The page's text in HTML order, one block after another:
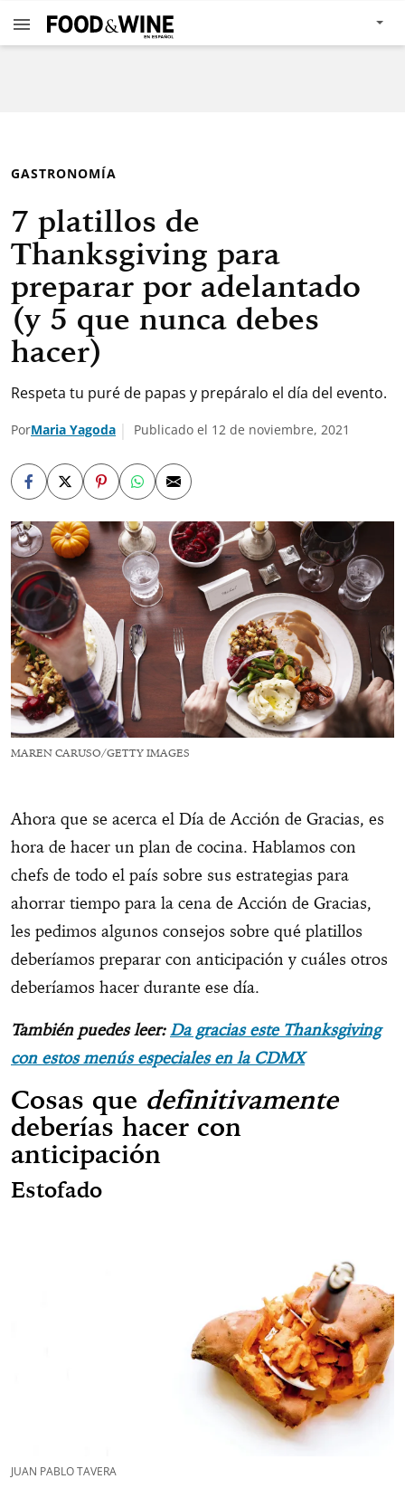
GASTRONOMÍA
7 platillos de
Thanksgiving para
preparar por adelantado
(y 5 que nunca debes
hacer)
Respeta tu puré de papas y prepáralo el día del evento.
PorMaria Yagoda Publicado el 12 de noviembre, 2021
MAREN CARUSO/GETTY IMAGES
Ahora que se acerca el Día de Acción de Gracias, es
hora de hacer un plan de cocina. Hablamos con
chefs de todo el país sobre sus estrategias para
ahorrar tiempo para la cena de Acción de Gracias,
les pedimos algunos consejos sobre qué platillos
deberíamos preparar con anticipación y cuáles otros
deberíamos hacer durante ese día.
También puedes leer:Da gracias este Thanksgiving
con estos menús especiales en la CDMX
Cosas que definitivamente
deberías hacer con
anticipación
Estofado
JUAN PABLO TAVERA